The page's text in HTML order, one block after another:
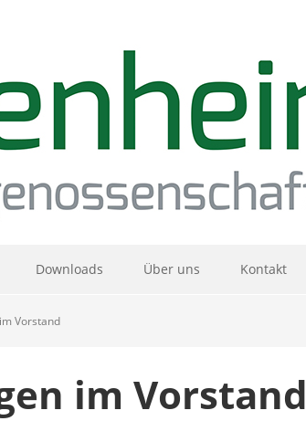
Downloads Über uns Kontakt
Vorstand
im Vorstand